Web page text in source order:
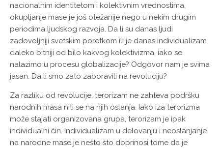
nacionalnim identitetom i kolektivnim vrednostima,
okupljanje mase je još otežanije nego u nekim drugim
periodima ljudskog razvoja. Da li su danas ljudi
zadovoljniji svetskim poretkom ili je danas individualizam
daleko bitniji od bilo kakvog kolektivizma, iako se
nalazimo u procesu globalizacije? Odgovor nam je svima
jasan. Da li smo zato zaboravili na revoluciju?
Za razliku od revolucije, terorizam ne zahteva podršku
narodnih masa niti se na njih oslanja. Iako iza terorizma
može stajati organizovana grupa, terorizam je ipak
individualni čin. Individualizam u delovanju i neoslanjanje
na narodne mase je nešto što doprinosi tome da je